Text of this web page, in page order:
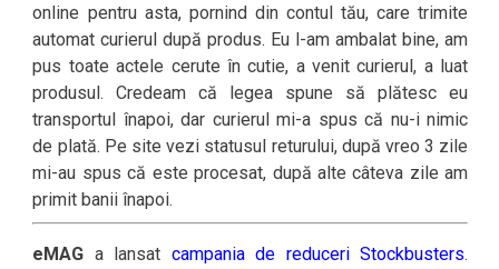
online pentru asta, pornind din contul tău, care trimite
automat curierul după produs. Eu l-am ambalat bine, am
pus toate actele cerute în cutie, a venit curierul, a luat
produsul. Credeam că legea spune să plătesc eu
transportul înapoi, dar curierul mi-a spus că nu-i nimic
de plată. Pe site vezi statusul returului, după vreo 3 zile
mi-au spus că este procesat, după alte câteva zile am
primit banii înapoi.
eMAG a lansat campania de reduceri Stockbusters.